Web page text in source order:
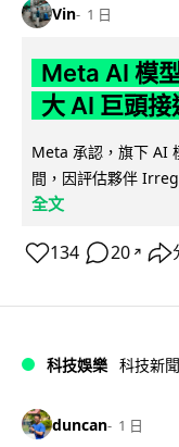
Vin 1 日
Meta AI 模
大 AI 巨頭接
Meta 承認，旗下 AI
間，因評估夥伴
全文
134 20 ↗
科技娛樂 科技新聞
duncan 1 日